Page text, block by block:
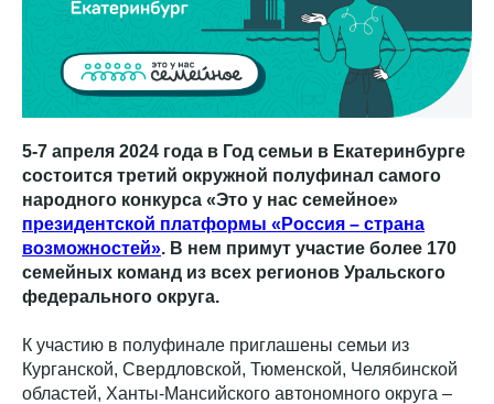
5-7 апреля 2024 года в Год семьи в Екатеринбурге
состоится третий окружной полуфинал самого
народного конкурса «Это у нас семейное»
президентской платформы «Россия – страна
возможностей». В нем примут участие более 170
семейных команд из всех регионов Уральского
федерального округа.
К участию в полуфинале приглашены семьи из
Курганской, Свердловской, Тюменской, Челябинской
областей, Ханты-Мансийского автономного округа –